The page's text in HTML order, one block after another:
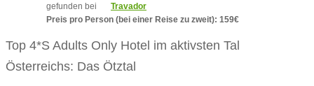
gefunden bei
Travador
Preis pro Person (bei einer Reise zu zweit): 159€
Top 4*S Adults Only Hotel im aktivsten Tal
Österreichs: Das Ötztal